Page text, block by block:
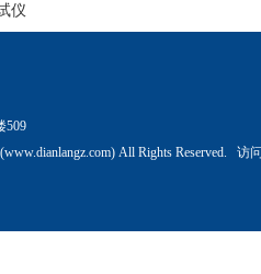
仪
509
All Rights Reserved. 访